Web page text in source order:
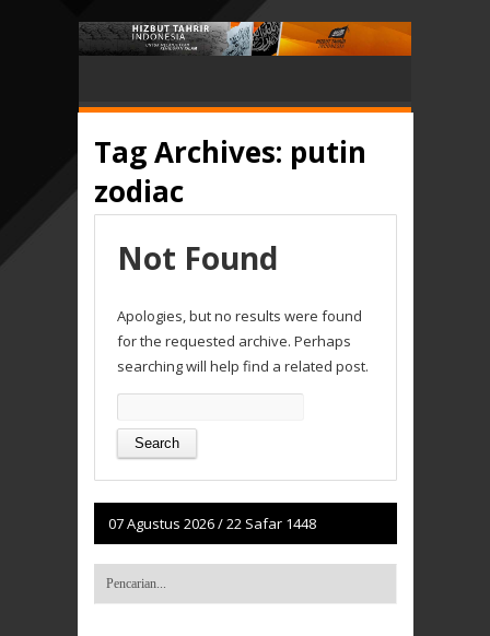
Tag Archives: putin
zodiac
Not Found
Apologies, but no results were found
for the requested archive. Perhaps
searching will help find a related post.
for:
07 Agustus 2026/22 Safar 1448